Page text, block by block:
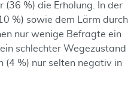
(36 %) die Erholung. In der
%) sowie dem Lärm durch
nur wenige Befragte ein
schlechter Wegezustand
(4 %) nur selten negativ in